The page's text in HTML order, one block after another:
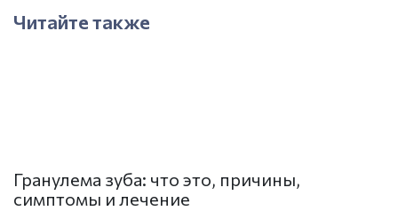
Читайте также
Гранулема зуба: что это, причины,
симптомы и лечение